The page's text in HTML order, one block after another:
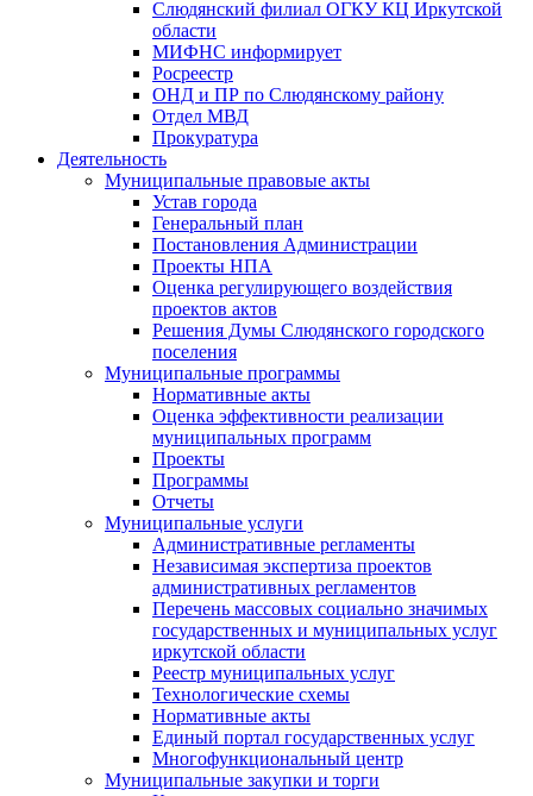
Слюдянский филиал ОГКУ КЦ Иркутской
области
МИФНС информирует
Росреестр
ОНД и ПР по Слюдянскому району
Отдел МВД
Прокуратура
Деятельность
Муниципальные правовые акты
Устав города
Генеральный план
Постановления Администрации
Проекты НПА
Оценка регулирующего воздействия
проектов актов
Решения Думы Слюдянского городского
поселения
Муниципальные программы
Нормативные акты
Оценка эффективности реализации
муниципальных программ
Проекты
Программы
Отчеты
Муниципальные услуги
Административные регламенты
Независимая экспертиза проектов
административных регламентов
Перечень массовых социально значимых
государственных и муниципальных услуг
иркутской области
Реестр муниципальных услуг
Технологические схемы
Нормативные акты
Единый портал государственных услуг
Многофункциональный центр
Муниципальные закупки и торги